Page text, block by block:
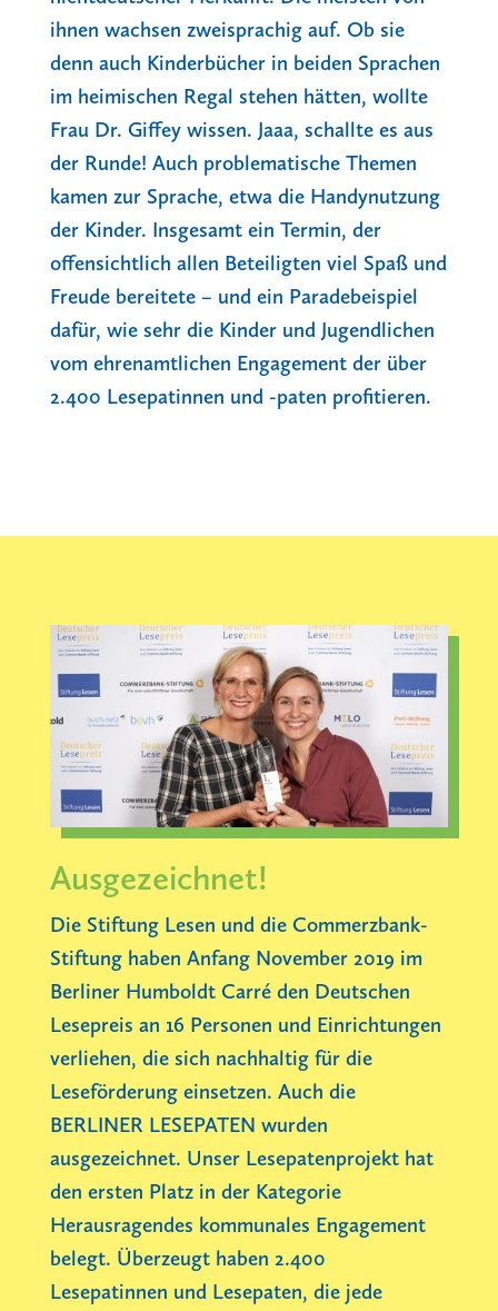
ihnen wachsen zweisprachig auf. Ob sie
denn auch Kinderbücher in beiden Sprachen
im heimischen Regal stehen hätten, wollte
Frau Dr. Giffey wissen. Jaaa, schallte es aus
der Runde! Auch problematische Themen
kamen zur Sprache, etwa die Handynutzung
der Kinder. Insgesamt ein Termin, der
offensichtlich allen Beteiligten viel Spaß und
Freude bereitete – und ein Paradebeispiel
dafür, wie sehr die Kinder und Jugendlichen
vom ehrenamtlichen Engagement der über
2.400 Lesepatinnen und -paten profitieren.
Ausgezeichnet!
Die Stiftung Lesen und die Commerzbank-
Stiftung haben Anfang November 2019 im
Berliner Humboldt Carré den Deutschen
Lesepreis an 16 Personen und Einrichtungen
verliehen, die sich nachhaltig für die
Leseförderung einsetzen. Auch die
BERLINER LESEPATEN wurden
ausgezeichnet. Unser Lesepatenprojekt hat
den ersten Platz in der Kategorie
Herausragendes kommunales Engagement
belegt. Überzeugt haben 2.400
Lesepatinnen und Lesepaten, die jede